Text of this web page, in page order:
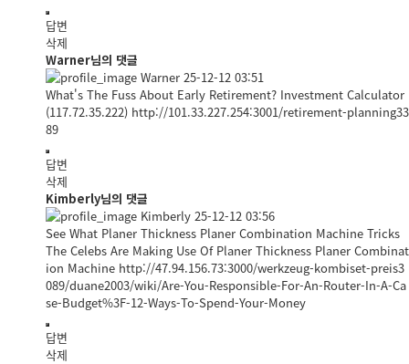
답변
삭제
Warner님의 댓글
Warner 25-12-12 03:51
What's The Fuss About Early Retirement? Investment Calculator
(117.72.35.222) http://101.33.227.254:3001/retirement-planning33
89
답변
삭제
Kimberly님의 댓글
Kimberly 25-12-12 03:56
See What Planer Thickness Planer Combination Machine Tricks
The Celebs Are Making Use Of Planer Thickness Planer Combinat
ion Machine http://47.94.156.73:3000/werkzeug-kombiset-preis3
089/duane2003/wiki/Are-You-Responsible-For-An-Router-In-A-Ca
se-Budget%3F-12-Ways-To-Spend-Your-Money
답변
삭제